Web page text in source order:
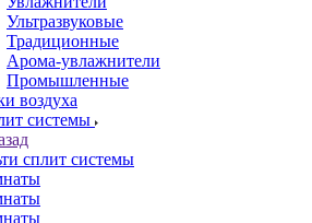
Ультразвуковые
Традиционные
Арома-увлажнители
Промышленные
воздуха
системы
сплит системы